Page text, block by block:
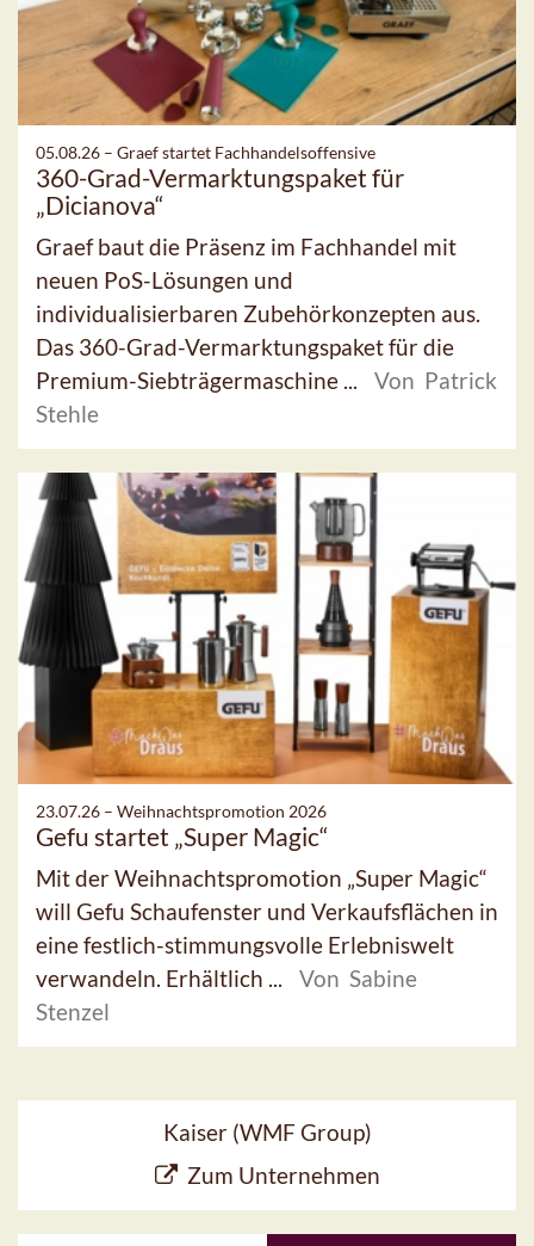
05.08.26 – Graef startet Fachhandelsoffensive
360-Grad-Vermarktungspaket für
„Dicianova“
Graef baut die Präsenz im Fachhandel mit
neuen PoS-Lösungen und
individualisierbaren Zubehörkonzepten aus.
Das 360-Grad-Vermarktungspaket für die
Premium-Siebträgermaschine ...
Von Patrick
Stehle
23.07.26 – Weihnachtspromotion 2026
Gefu startet „Super Magic“
Mit der Weihnachtspromotion „Super Magic“
will Gefu Schaufenster und Verkaufsflächen in
eine festlich-stimmungsvolle Erlebniswelt
verwandeln. Erhältlich ...
Von Sabine
Stenzel
Kaiser (WMF Group)
Zum Unternehmen